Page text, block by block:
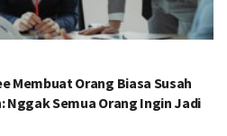
Membuat Orang Biasa Susah
Nggak Semua Orang Ingin Jadi